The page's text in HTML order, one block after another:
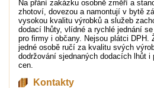
Na přání zakázku osobně změří a
zhotoví, dovezou a namontují v bytě
vysokou kvalitu výrobků a služeb
dodací lhůty, vlídné a rychlé jednání
pro firmy i občany. Nejsou plátci DPH.
jedné osobě ručí za kvalitu svých
dodržování sjednaných dodacích lhůt i
cen.
Kontakty